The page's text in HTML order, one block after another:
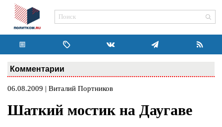
Комментарии
06.08.2009 | Виталий Портников
Шаткий мостик на Даугаве